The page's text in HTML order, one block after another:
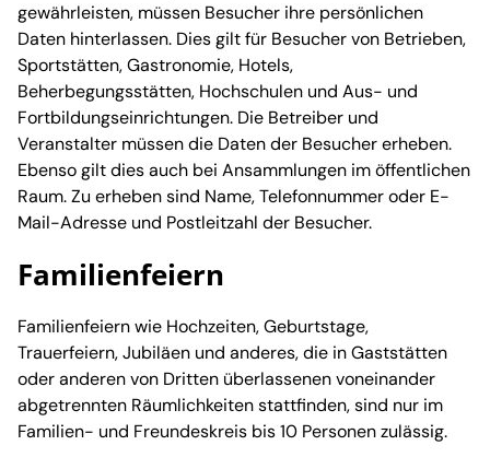
gewährleisten, müssen Besucher ihre persönlichen
Daten hinterlassen. Dies gilt für Besucher von Betrieben,
Sportstätten, Gastronomie, Hotels,
Beherbegungsstätten, Hochschulen und Aus- und
Fortbildungseinrichtungen. Die Betreiber und
Veranstalter müssen die Daten der Besucher erheben.
Ebenso gilt dies auch bei Ansammlungen im öffentlichen
Raum. Zu erheben sind Name, Telefonnummer oder E-
Mail-Adresse und Postleitzahl der Besucher.
Familienfeiern
Familienfeiern wie Hochzeiten, Geburtstage,
Trauerfeiern, Jubiläen und anderes, die in Gaststätten
oder anderen von Dritten überlassenen voneinander
abgetrennten Räumlichkeiten stattfinden, sind nur im
Familien- und Freundeskreis bis 10 Personen zulässig.